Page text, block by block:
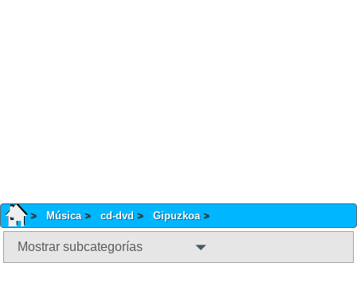
Música cd-dvd Gipuzkoa
Mostrar subcategorías